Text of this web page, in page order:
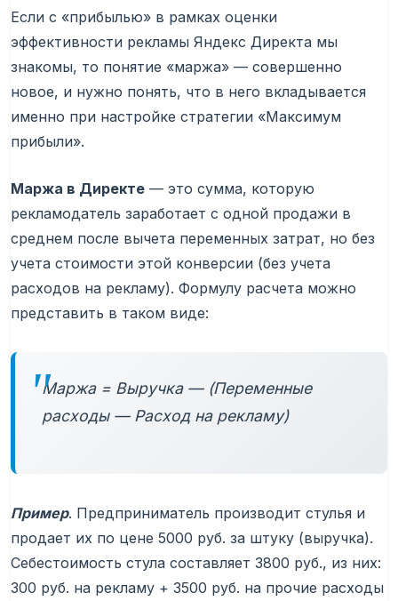
Если с «прибылью» в рамках оценки
эффективности рекламы Яндекс Директа мы
знакомы, то понятие «маржа» — совершенно
новое, и нужно понять, что в него вкладывается
именно при настройке стратегии «Максимум
прибыли».
Маржа в Директе — это сумма, которую
рекламодатель заработает с одной продажи в
среднем после вычета переменных затрат, но без
учета стоимости этой конверсии (без учета
расходов на рекламу). Формулу расчета можно
представить в таком виде:
Маржа = Выручка — (Переменные
расходы — Расход на рекламу)
Пример. Предприниматель производит стулья и
продает их по цене 5000 руб. за штуку (выручка).
Себестоимость стула составляет 3800 руб., из них:
300 руб. на рекламу + 3500 руб. на прочие расходы